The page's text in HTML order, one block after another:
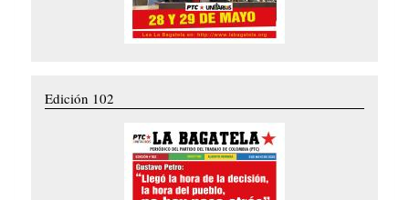
Edición 102